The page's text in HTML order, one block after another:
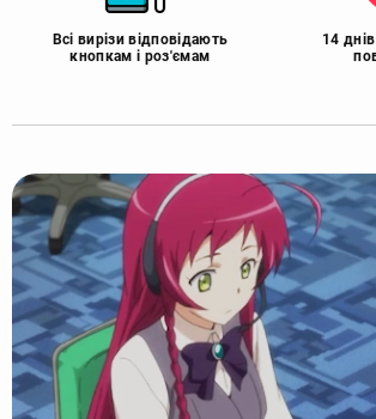
Всі вирізи відповідають
кнопкам і роз'ємам
14